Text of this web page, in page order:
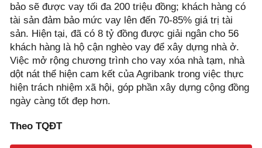
bảo sẽ được vay tối đa 200 triệu đồng; khách hàng có
tài sản đảm bảo mức vay lên đến 70-85% giá trị tài
sản. Hiện tại, đã có 8 tỷ đồng được giải ngân cho 56
khách hàng là hộ cận nghèo vay để xây dựng nhà ở.
Việc mở rộng chương trình cho vay xóa nhà tạm, nhà
dột nát thể hiện cam kết của Agribank trong việc thực
hiện trách nhiệm xã hội, góp phần xây dựng cộng đồng
ngày càng tốt đẹp hơn.
Theo TQĐT